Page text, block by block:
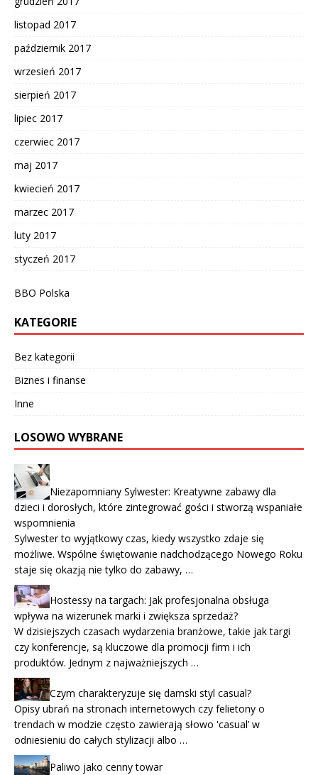
listopad 2017
październik 2017
wrzesień 2017
sierpień 2017
lipiec 2017
czerwiec 2017
maj 2017
kwiecień 2017
marzec 2017
luty 2017
styczeń 2017
BBO Polska
KATEGORIE
Bez kategorii
Biznes i finanse
Inne
LOSOWO WYBRANE
Niezapomniany Sylwester: Kreatywne zabawy dla
dzieci i dorosłych, które zintegrować gości i stworzą wspaniałe
wspomnienia
Sylwester to wyjątkowy czas, kiedy wszystko zdaje się
możliwe. Wspólne świętowanie nadchodzącego Nowego Roku
staje się okazją nie tylko do zabawy, …
Hostessy na targach: Jak profesjonalna obsługa
wpływa na wizerunek marki i zwiększa sprzedaż?
W dzisiejszych czasach wydarzenia branżowe, takie jak targi
czy konferencje, są kluczowe dla promocji firm i ich
produktów. Jednym z najważniejszych …
Czym charakteryzuje się damski styl casual?
Opisy ubrań na stronach internetowych czy felietony o
trendach w modzie często zawierają słowo 'casual’ w
odniesieniu do całych stylizacji albo …
Paliwo jako cenny towar